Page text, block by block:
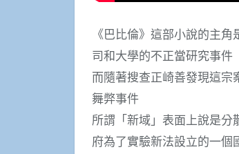
《巴比倫》這部小說的主
司和大學的不正當研究事件
而隨著搜查正崎善發現這
舞弊事件
所謂「新域」表面上說是
府為了實驗新法設立的一個